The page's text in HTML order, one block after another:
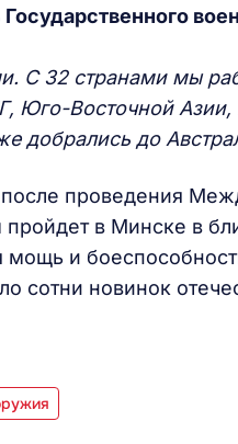
Государственного
С 32 странами мы
Юго-Восточной
добрались до
проведения
пройдет в Минске в
мощь и
сотни новинок